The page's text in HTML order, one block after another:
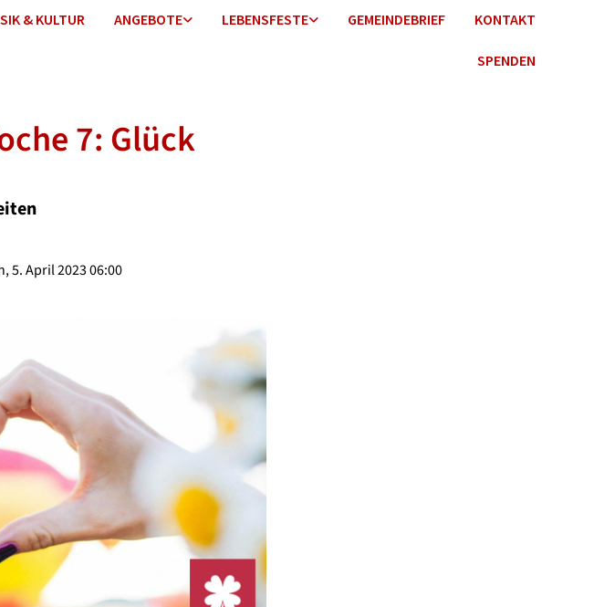
& KULTUR ANGEBOTE LEBENSFESTE GEMEINDEBRIEF KONTAKT
SPENDEN
7: Glück
5. April 2023 06:00